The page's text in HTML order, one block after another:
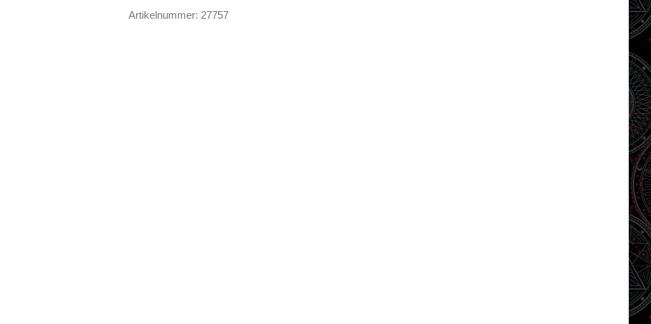
Artikelnummer: 27757